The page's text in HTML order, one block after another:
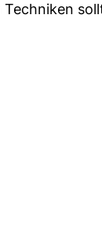
Techniken